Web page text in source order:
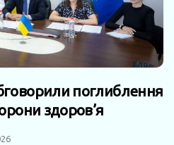
поглиблення
здоров’я